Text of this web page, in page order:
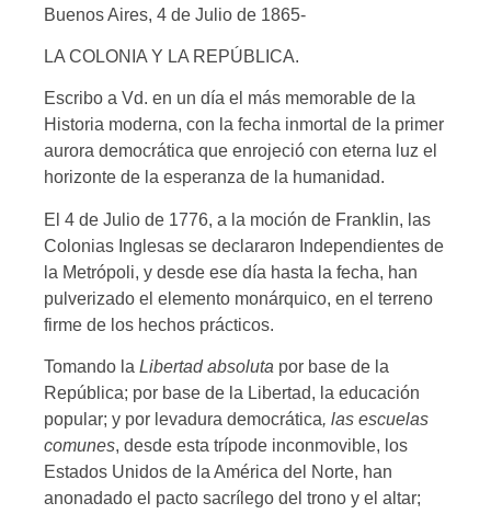
Buenos Aires, 4 de Julio de 1865-
LA COLONIA Y LA REPÚBLICA.
Escribo a Vd. en un día el más memorable de la
Historia moderna, con la fecha inmortal de la primer
aurora democrática que enrojeció con eterna luz el
horizonte de la esperanza de la humanidad.
El 4 de Julio de 1776, a la moción de Franklin, las
Colonias Inglesas se declararon Independientes de
la Metrópoli, y desde ese día hasta la fecha, han
pulverizado el elemento monárquico, en el terreno
firme de los hechos prácticos.
Tomando la Libertad absoluta por base de la
República; por base de la Libertad, la educación
popular; y por levadura democrática, las escuelas
comunes, desde esta trípode inconmovible, los
Estados Unidos de la América del Norte, han
anonadado el pacto sacrílego del trono y el altar;